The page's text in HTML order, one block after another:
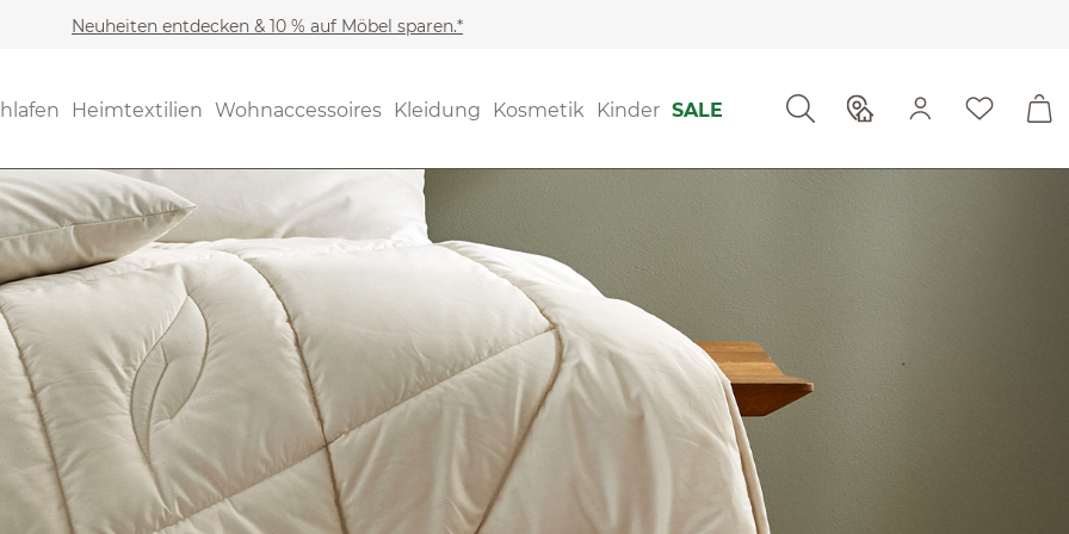
Neuheiten entdecken & 10 % auf Möbel sparen.*
Heimtextilien Wohnaccessoires Kleidung Kosmetik Kinder SALE